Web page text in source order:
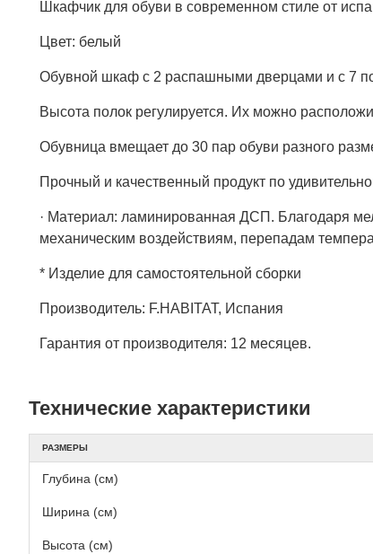
Шкафчик для обуви в современном стиле от
Цвет: белый
Обувной шкаф с 2 распашными дверцами и с 7
Высота полок регулируется. Их можно
Обувница вмещает до 30 пар обуви разного
Прочный и качественный продукт по
· Материал: ламинированная ДСП. Благодаря
механическим воздействиям, перепадам
* Изделие для самостоятельной сборки
Производитель: F.HABITAT, Испания
Гарантия от производителя: 12 месяцев.
Технические характеристики
РАЗМЕРЫ
Глубина (см)
Ширина (см)
Высота (см)